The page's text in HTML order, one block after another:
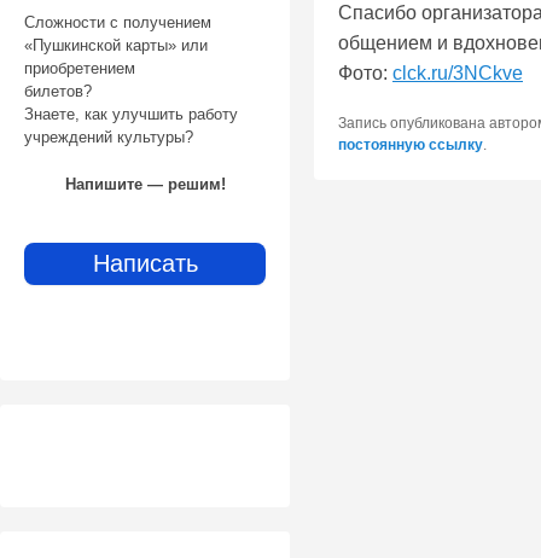
Спасибо
общением и
Фото: clck.ru/3NCkve
Запись опубликована
постоянную ссылку
Сложности с получением
«Пушкинской карты» или
приобретением
билетов?
Знаете, как улучшить работу
учреждений культуры?
Напишите — решим!
Написать